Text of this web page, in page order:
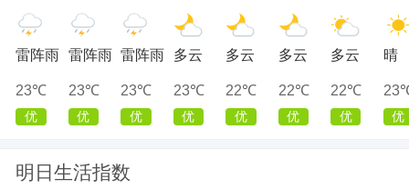
雷阵雨
23℃
优
雷阵雨
23℃
优
雷阵雨
23℃
优
多云
23℃
优
多云
22℃
优
多云
22℃
优
多云
22℃
优
晴
优
明日生活指数